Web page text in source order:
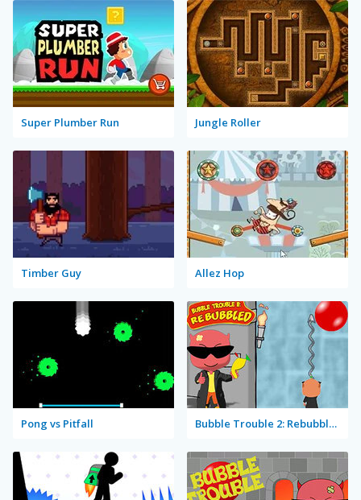
Super Plumber Run Jungle Roller
Timber Guy Allez Hop
Pong vs Pitfall Bubble Trouble 2: Rebubbled